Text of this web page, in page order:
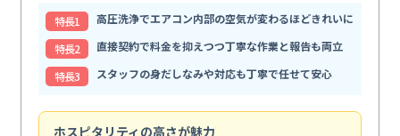
特⻑1
高圧洗浄でエアコン内部の空気が変わるほどきれいに
特⻑2
直接契約で料金を抑えつつ丁寧な作業と報告も両立
特⻑3
スタッフの身だしなみや対応も丁寧で任せて安心
ホスピタリティの高さが魅力